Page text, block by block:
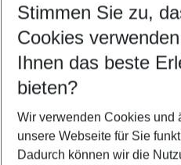
Abflughafen wählen
Beliebiger Abflughafen
Reisezeitraum wählen
12.08.26– 10.08.27 5-8
2 Erwachsene Keine
Mehr Filter
Stimmen Sie zu,
Cookies
Ihnen das beste
bieten?
Wir verwenden Cookies und
unsere Webseite für Sie
Dadurch können wir die